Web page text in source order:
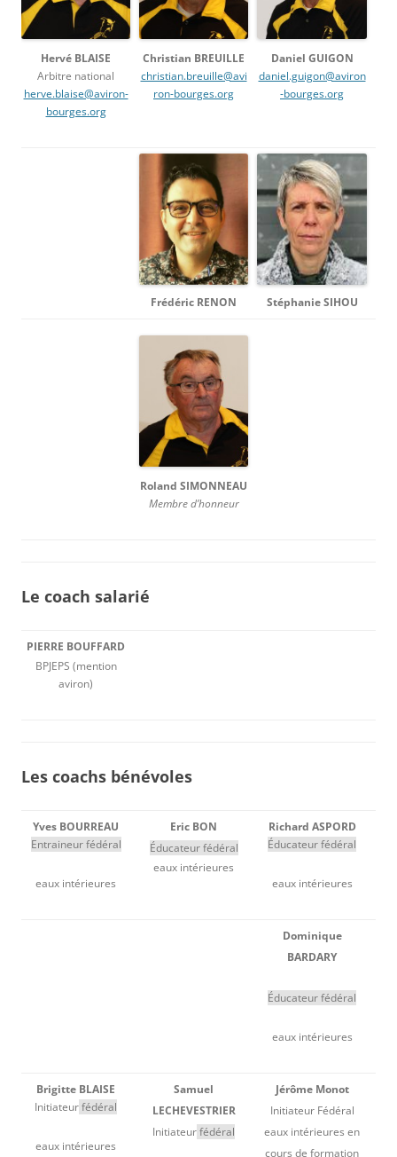
Hervé BLAISE
Arbitre national
herve.blaise@aviron-
bourges.org
Christian BREUILLE
christian.breuille@avi
ron-bourges.org
Daniel GUIGON
daniel.guigon@aviron
-bourges.org
Frédéric RENON Stéphanie SIHOU
Roland SIMONNEAU
Membre d’honneur
Le coach salarié
PIERRE BOUFFARD
BPJEPS (mention
aviron)
Les coachs bénévoles
Yves BOURREAU
Entraineur fédéral
eaux intérieures
Eric BON
Éducateur fédéral
eaux intérieures
Richard ASPORD
Éducateur fédéral
eaux intérieures
Dominique
BARDARY
Éducateur fédéral
eaux intérieures
Brigitte BLAISE
Initiateurfédéral
eaux intérieures
Samuel
LECHEVESTRIER
Initiateurfédéral
Jérôme Monot
Initiateur Fédéral
eaux intérieures en
cours de formation